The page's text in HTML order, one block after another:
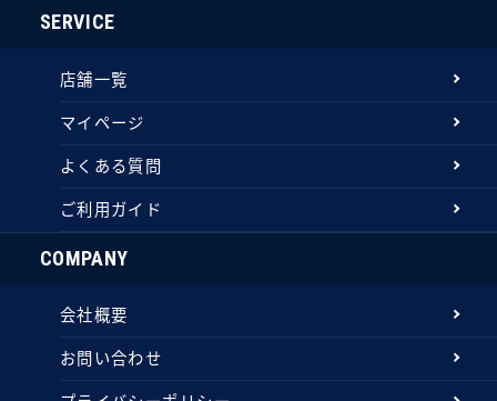
SERVICE
店舗一覧
マイページ
よくある質問
ご利用ガイド
COMPANY
会社概要
お問い合わせ